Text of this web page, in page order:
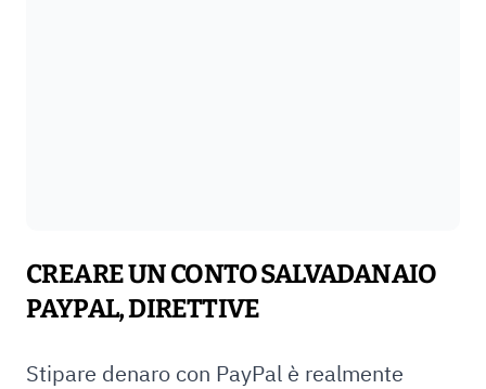
CREARE UN CONTO SALVADANAIO
PAYPAL, DIRETTIVE
Stipare denaro con PayPal è realmente